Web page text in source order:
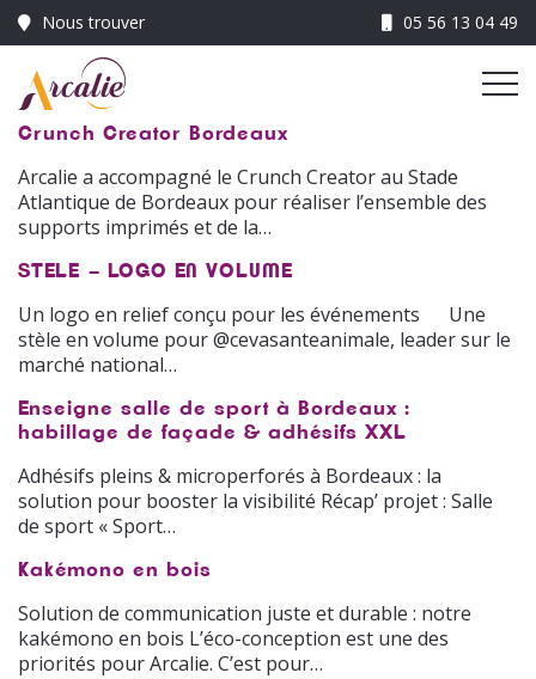
05 56 13 04 49
Crunch Creator Bordeaux
Arcalie a accompagné le Crunch Creator au Stade
Atlantique de Bordeaux pour réaliser l’ensemble des
supports imprimés et de la…
STELE – LOGO EN VOLUME
Un logo en relief conçu pour les événements Une
stèle en volume pour @cevasanteanimale, leader sur le
marché national…
Enseigne salle de sport à Bordeaux :
habillage de façade & adhésifs XXL
Adhésifs pleins & microperforés à Bordeaux : la
solution pour booster la visibilité Récap’ projet : Salle
de sport « Sport…
Kakémono en bois
Solution de communication juste et durable : notre
kakémono en bois L’éco-conception est une des
priorités pour Arcalie. C’est pour…